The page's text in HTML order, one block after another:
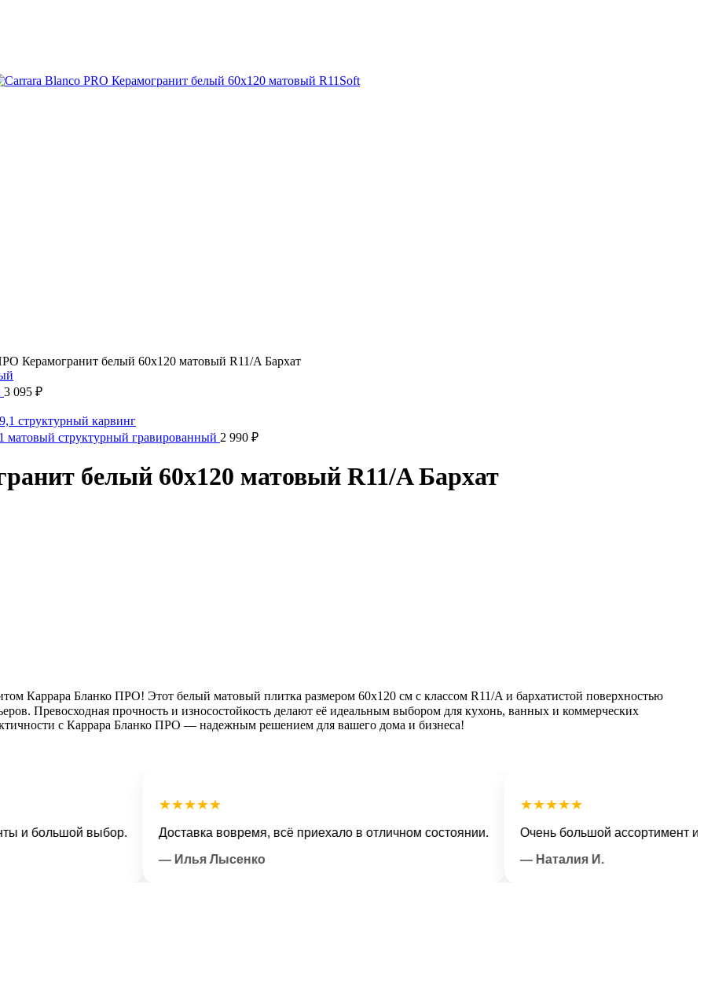
Керамогранит белый 60х120 матовый R11/A Бархат
3 095 ₽
матовый структурный гравированный 2 990 ₽
белый 60х120 матовый R11/A Бархат
Каррара Бланко ПРО! Этот белый матовый плитка размером 60х120 см с классом R11/A и бархатистой поверхностью
Превосходная прочность и износостойкость делают её идеальным выбором для кухонь, ванных и коммерческих
с Каррара Бланко ПРО — надежным решением для вашего дома и бизнеса!
выбор.
★★★★★
Доставка вовремя, всё приехало в отличном состоянии.
— Илья Лысенко
★★★★★
Очень большой ассортимент и
— Наталия И.